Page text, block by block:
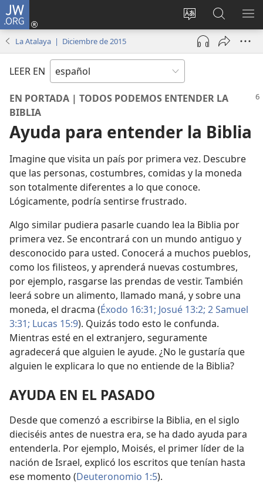
JW.ORG
Cambiar
idioma
del sitio
Iniciar
sesión
(abre
nueva
en
jw.org
La Atalaya | Diciembre de 2015
LEER EN
EN PORTADA | TODOS PODEMOS ENTENDER LA
BIBLIA
Ayuda para entender la Biblia
Imagine que visita un país por primera vez. Descubre
que las personas, costumbres, comidas y la moneda
son totalmente diferentes a lo que conoce.
Lógicamente, podría sentirse frustrado.
Algo similar pudiera pasarle cuando lea la Biblia por
primera vez. Se encontrará con un mundo antiguo y
desconocido para usted. Conocerá a muchos pueblos,
como los filisteos, y aprenderá nuevas costumbres,
por ejemplo, rasgarse las prendas de vestir. También
leerá sobre un alimento, llamado maná, y sobre una
moneda, el dracma (Éxodo 16:31; Josué 13:2; 2 Samuel
3:31; Lucas 15:9). Quizás todo esto le confunda.
Mientras esté en el extranjero, seguramente
agradecerá que alguien le ayude. ¿No le gustaría que
alguien le explicara lo que no entiende de la Biblia?
AYUDA EN EL PASADO
Desde que comenzó a escribirse la Biblia, en el siglo
dieciséis antes de nuestra era, se ha dado ayuda para
entenderla. Por ejemplo, Moisés, el primer líder de la
nación de Israel, explicó los escritos que tenían hasta
ese momento (Deuteronomio 1:5).